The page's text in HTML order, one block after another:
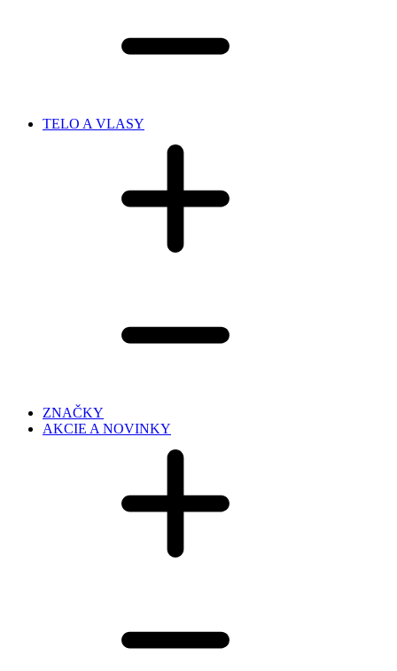
TELO A VLASY
ZNAČKY
AKCIE A NOVINKY